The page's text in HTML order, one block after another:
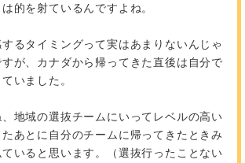
的を射ているんですよね。
るタイミングって実はあまりないんじゃ
が、カナダから帰ってきた直後は自分で
いました。
地域の選抜チームにいってレベルの高い
あとに自分のチームに帰ってきたときみ
いると思います。（選抜行ったことない